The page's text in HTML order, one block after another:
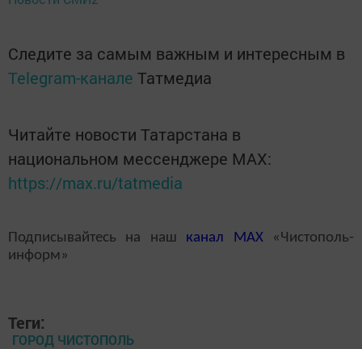
Следите за самым важным и интересным в
Telegram-канале Татмедиа
Читайте новости Татарстана в
национальном мессенджере MАХ:
https://max.ru/tatmedia
Подписывайтесь на наш канал MAX«Чистополь-
информ»
Теги:
ГОРОД ЧИСТОПОЛЬ